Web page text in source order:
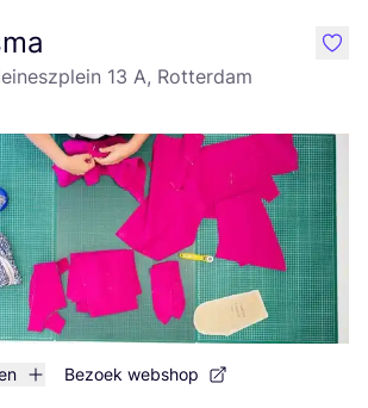
13 A, Rotterdam
Bezoek webshop
like